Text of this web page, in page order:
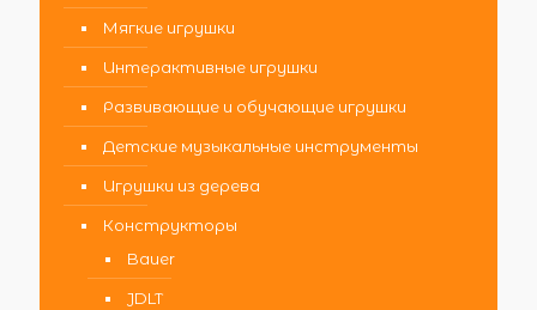
Мягкие игрушки
Интерактивные игрушки
Развивающие и обучающие игрушки
Детские музыкальные инструменты
Игрушки из дерева
Конструкторы
Bauer
JDLT